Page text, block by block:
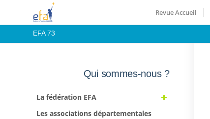
Revue Accueil
EFA 73
Qui sommes-nous ?
La fédération EFA
Les associations départementales